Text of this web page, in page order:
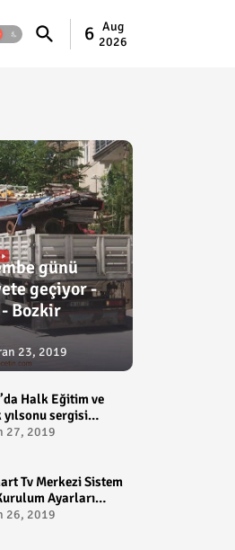
6 Aug
2026
günü
geçiyor -
Bozkir
23, 2019
Halk Eğitim ve
yılsonu sergisi
27, 2019
Tv Merkezi Sistem
Ayarları
-
26, 2019